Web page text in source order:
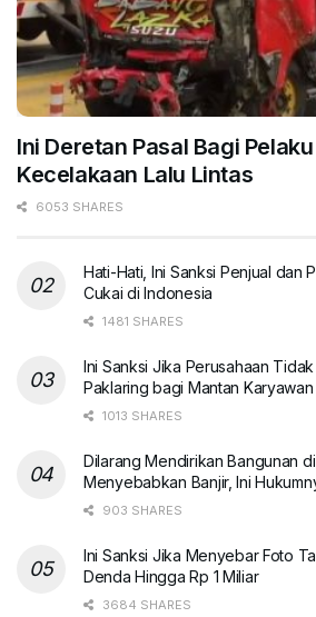
Ini Deretan Pasal Bagi Pelaku
Kecelakaan Lalu Lintas
6053 SHARES
Hati-Hati, Ini Sanksi Penjual dan
Cukai di Indonesia
1481 SHARES
Ini Sanksi Jika Perusahaan
Paklaring bagi Mantan Karyawan
1013 SHARES
Dilarang Mendirikan Bangunan
Menyebabkan Banjir, Ini
903 SHARES
Ini Sanksi Jika Menyebar Foto
Denda Hingga Rp 1 Miliar
3684 SHARES